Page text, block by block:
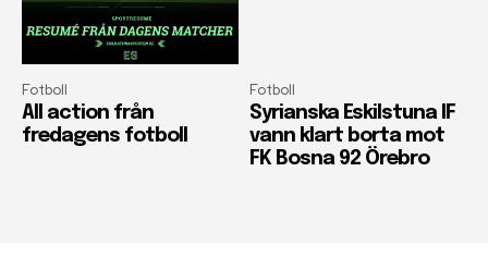
Fotboll
All action från
fredagens fotboll
Fotboll
Syrianska Eskilstuna IF
vann klart borta mot
FK Bosna 92 Örebro